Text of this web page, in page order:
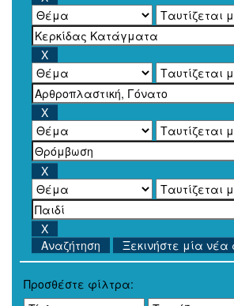
Ξεκινήστε μία νέα
Προσθέστε φίλτρα: